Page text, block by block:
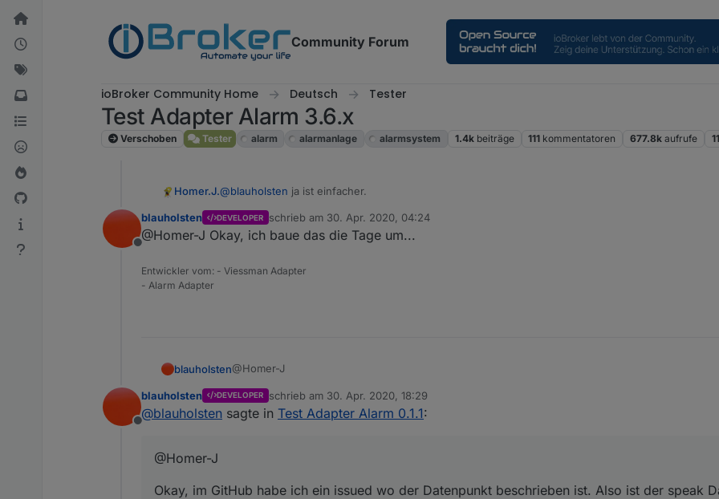
Weiter zum Inhalt
Community Forum
ioBroker Community Home Deutsch Tester
Test Adapter Alarm 3.6.x
Verschoben Tester alarm alarmanlage alarmsystem 1.4k beiträge 111 kommentatoren 677.8k aufrufe
Homer.J.@blauholsten ja ist einfacher.
Offline
blauholsten DEVELOPER schrieb am 30. Apr. 2020, 04:24
zuletzt editiert von
@Homer-J Okay, ich baue das die Tage um...
Entwickler vom: - Viessman Adapter
- Alarm Adapter
blauholsten@Homer-J
Okay, im GitHub habe ich ein issued wo der Datenpunkt beschrieben ist. Also ist der speak
Offline
blauholsten DEVELOPER schrieb am 30. Apr. 2020, 18:29
zuletzt editiert von
@blauholsten sagte in Test Adapter Alarm 0.1.1:
@Homer-J
Okay, im GitHub habe ich ein issued wo der Datenpunkt beschrieben ist. Also ist der speak